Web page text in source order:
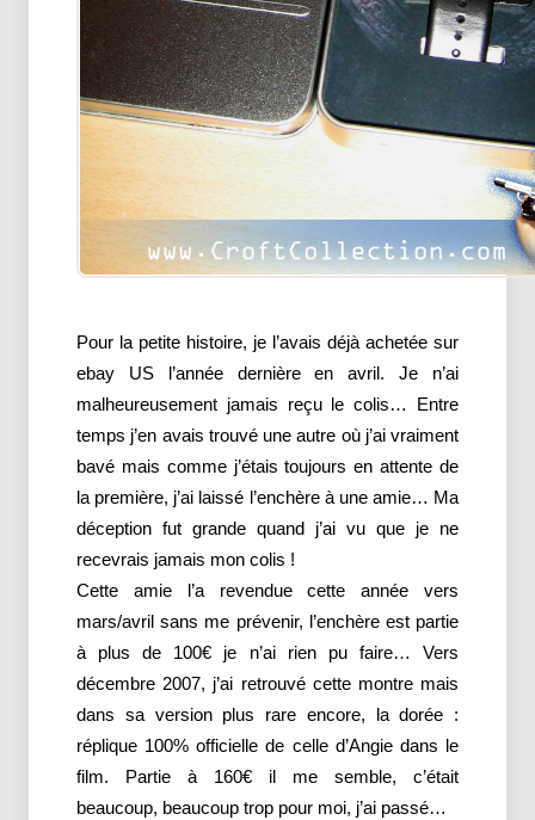
Pour la petite histoire, je l’avais déjà achetée sur
ebay US l’année dernière en avril. Je n’ai
malheureusement jamais reçu le colis… Entre
temps j’en avais trouvé une autre où j’ai vraiment
bavé mais comme j’étais toujours en attente de
la première, j’ai laissé l’enchère à une amie… Ma
déception fut grande quand j’ai vu que je ne
recevrais jamais mon colis !
Cette amie l’a revendue cette année vers
mars/avril sans me prévenir, l’enchère est partie
à plus de 100€ je n’ai rien pu faire… Vers
décembre 2007, j’ai retrouvé cette montre mais
dans sa version plus rare encore, la dorée :
réplique 100% officielle de celle d’Angie dans le
film. Partie à 160€ il me semble, c’était
beaucoup, beaucoup trop pour moi, j’ai passé…